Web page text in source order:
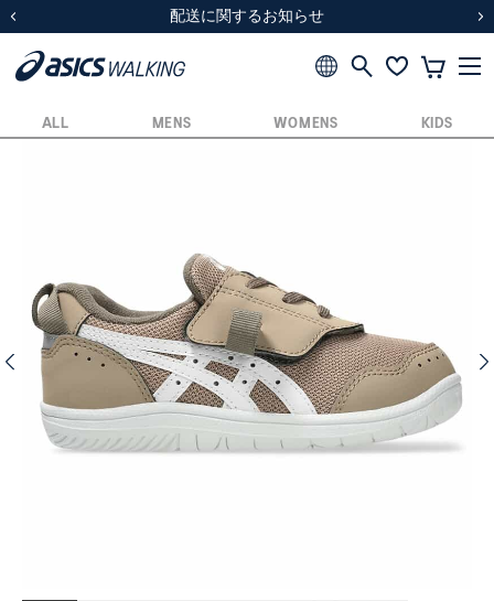
スクスク（SUKU2）価格改定のお知らせ
配送に関するお知らせ
スクスク（SUKU2）価格改定のお知らせ
配送に関するお知らせ
ALL MENS WOMENS KIDS
前の画像